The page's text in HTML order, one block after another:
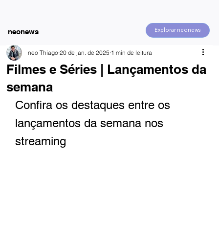
Explorar neonews
neonews
Filmes e Séries | Lançamentos da
semana
neo Thiago 20 de jan. de 2025 1 min de leitura
Confira os destaques entre os
lançamentos da semana nos
streaming